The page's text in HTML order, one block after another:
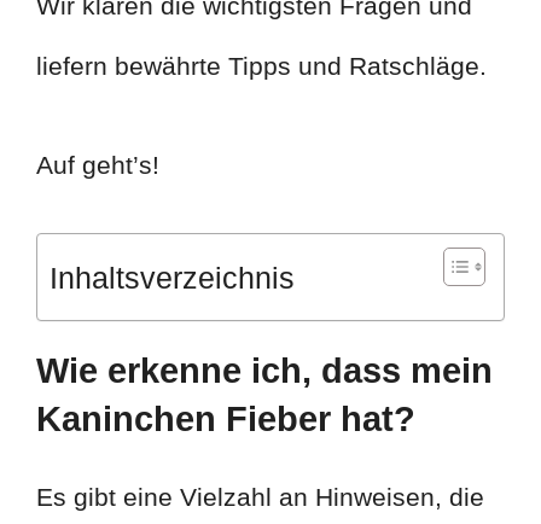
Wir klären die wichtigsten Fragen und
liefern bewährte Tipps und Ratschläge.
Auf geht’s!
Inhaltsverzeichnis
Wie erkenne ich, dass mein
Kaninchen Fieber hat?
Es gibt eine Vielzahl an Hinweisen, die